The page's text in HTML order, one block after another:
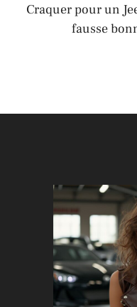
Craquer pour un
fausse